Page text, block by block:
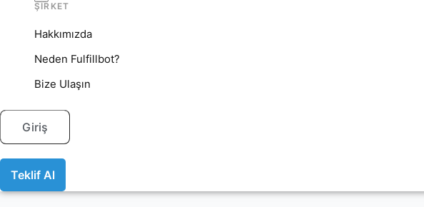
ŞIRKET
Hakkımızda
Neden Fulfillbot?
Bize Ulaşın
Giriş
Teklif Al